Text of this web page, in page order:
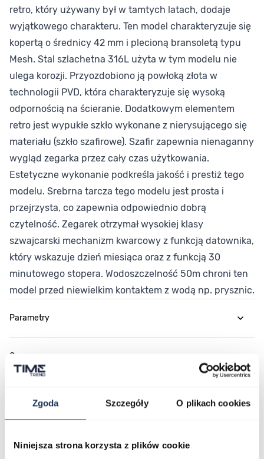
Zgoda Szczegóły O plikach cookies
Niniejsza strona korzysta z plików cookie
retro, który używany był w tamtych latach, dodaje
wyjątkowego charakteru. Ten model charakteryzuje się
kopertą o średnicy 42 mm i plecioną bransoletą typu
Mesh. Stal szlachetna 316L użyta w tym modelu nie
ulega korozji. Przyozdobiono ją powłoką złota w
technologii PVD, która charakteryzuje się wysoką
odpornością na ścieranie. Dodatkowym elementem
retro jest wypukłe szkło wykonane z nierysującego się
materiału (szkło szafirowe). Szafir zapewnia nienaganny
wygląd zegarka przez cały czas użytkowania.
Estetyczne wykonanie podkreśla jakość i prestiż tego
modelu. Srebrna tarcza tego modelu jest prosta i
przejrzysta, co zapewnia odpowiednio dobrą
czytelność. Zegarek otrzymał wysokiej klasy
szwajcarski mechanizm kwarcowy z funkcją datownika,
który wskazuje dzień miesiąca oraz z funkcją 30
minutowego stopera. Wodoszczelność 50m chroni ten
model przed niewielkim kontaktem z wodą np. prysznic.
Parametry
O marce